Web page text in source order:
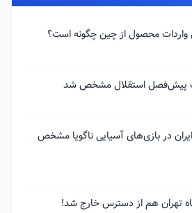
واردات محصول از چین چگونه است؟
پیش‌فصل استقلال مشخص شد
در بازی‌های آسیایی ناگویا مشخص
تهران هم از دسترس خارج شد!